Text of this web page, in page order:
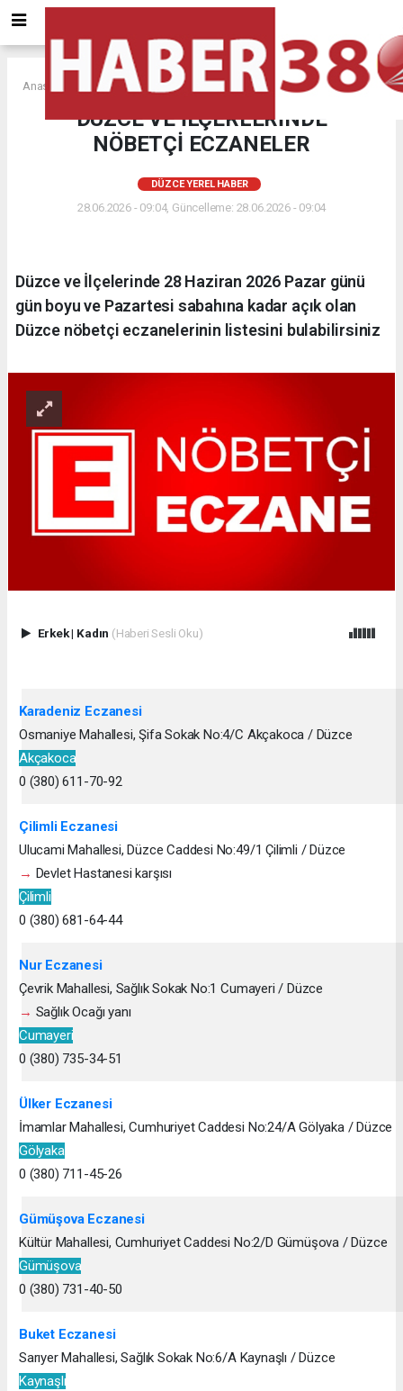
Anasayfa DÜZCE YEREL HABER
DÜZCE VE İLÇERLERİNDE
NÖBETÇİ ECZANELER
DÜZCE YEREL HABER
28.06.2026 - 09:04, Güncelleme: 28.06.2026 - 09:04
Düzce ve İlçelerinde 28 Haziran 2026 Pazar günü
gün boyu ve Pazartesi sabahına kadar açık olan
Düzce nöbetçi eczanelerinin listesini bulabilirsiniz
Erkek| Kadın (Haberi Sesli Oku)
Karadeniz Eczanesi
Osmaniye Mahallesi, Şifa Sokak No:4/C Akçakoca / Düzce
Akçakoca
0 (380) 611-70-92
Çilimli Eczanesi
Ulucami Mahallesi, Düzce Caddesi No:49/1 Çilimli / Düzce
→ Devlet Hastanesi karşısı
Çilimli
0 (380) 681-64-44
Nur Eczanesi
Çevrik Mahallesi, Sağlık Sokak No:1 Cumayeri / Düzce
→ Sağlık Ocağı yanı
Cumayeri
0 (380) 735-34-51
Ülker Eczanesi
İmamlar Mahallesi, Cumhuriyet Caddesi No:24/A Gölyaka / Düzce
Gölyaka
0 (380) 711-45-26
Gümüşova Eczanesi
Kültür Mahallesi, Cumhuriyet Caddesi No:2/D Gümüşova / Düzce
Gümüşova
0 (380) 731-40-50
Buket Eczanesi
Sarıyer Mahallesi, Sağlık Sokak No:6/A Kaynaşlı / Düzce
Kaynaşlı